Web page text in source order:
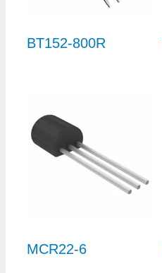
BT152-800R
MCR22-6